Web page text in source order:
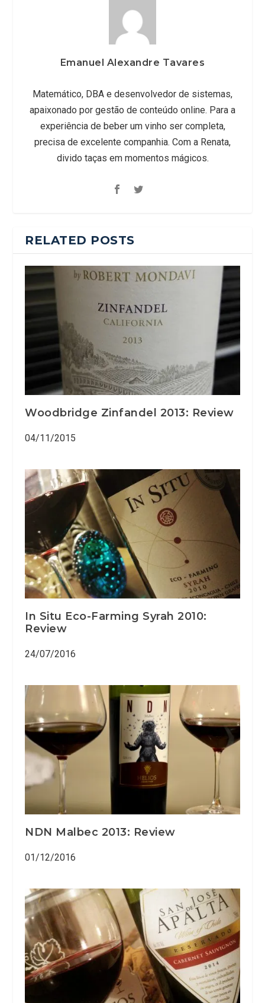
Emanuel Alexandre Tavares
Matemático, DBA e desenvolvedor de sistemas,
apaixonado por gestão de conteúdo online. Para a
experiência de beber um vinho ser completa,
precisa de excelente companhia. Com a Renata,
divido taças em momentos mágicos.
RELATED POSTS
Woodbridge Zinfandel 2013: Review
04/11/2015
In Situ Eco-Farming Syrah 2010:
Review
24/07/2016
NDN Malbec 2013: Review
01/12/2016